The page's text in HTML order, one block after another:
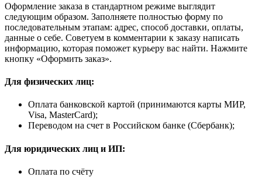
Оформление заказа в стандартном режиме выглядит
следующим образом. Заполняете полностью форму по
последовательным этапам: адрес, способ доставки, оплаты,
данные о себе. Советуем в комментарии к заказу написать
информацию, которая поможет курьеру вас найти. Нажмите
кнопку «Оформить заказ».
Для физических лиц:
Оплата банковской картой (принимаются карты МИР,
Visa, MasterCard);
Переводом на счет в Российском банке (Сбербанк);
Для юридических лиц и ИП:
Оплата по счёту